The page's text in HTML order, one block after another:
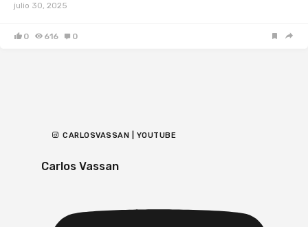
julio 30, 2025
0 616 0
CARLOSVASSAN | YOUTUBE
Carlos Vassan